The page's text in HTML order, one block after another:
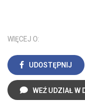
WIĘCEJ O:
UDOSTĘPNIJ
WEŹ UDZIAŁ W